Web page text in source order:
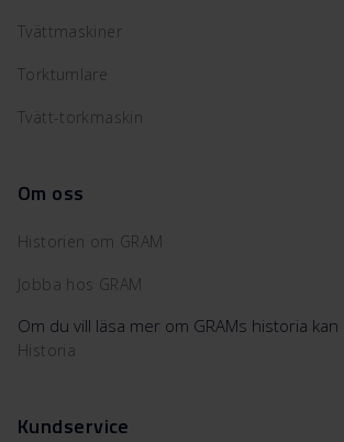
Tvättmaskiner
Torktumlare
Tvätt-torkmaskin
Om oss
Historien om GRAM
Jobba hos GRAM
Om du vill läsa mer om GRAMs historia
Historia
Kundservice